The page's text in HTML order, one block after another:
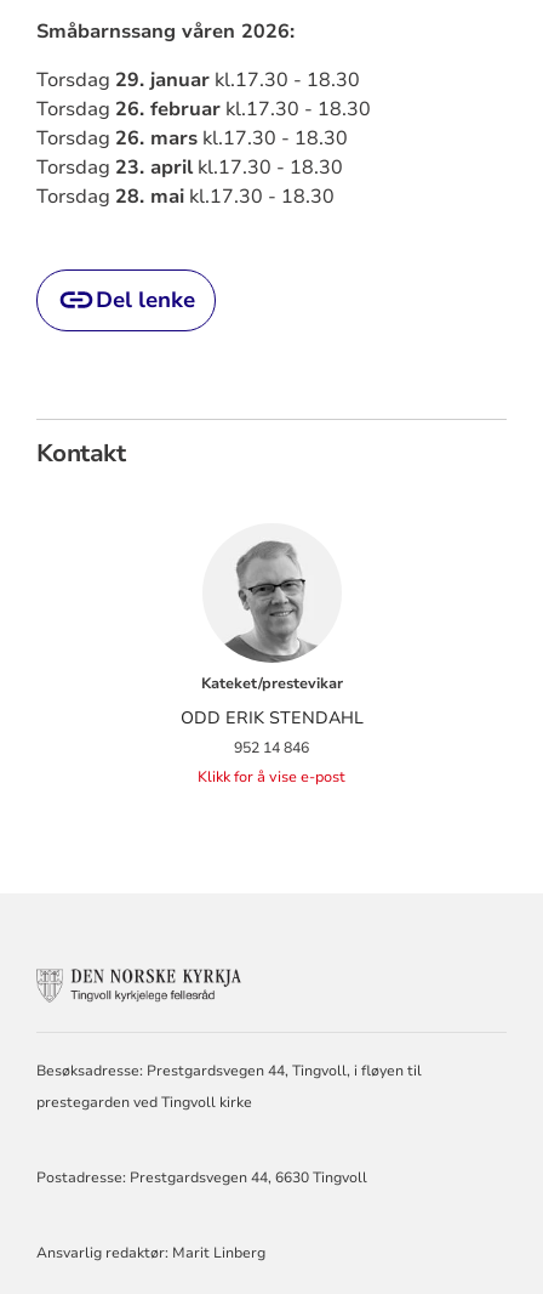
Småbarnssang våren 2026:
Torsdag 29. januarkl.17.30 - 18.30
Torsdag 26. februarkl.17.30 - 18.30
Torsdag 26. marskl.17.30 - 18.30
Torsdag 23. aprilkl.17.30 - 18.30
Torsdag 28. maikl.17.30 - 18.30
Del lenke
Kontakt
Kateket/prestevikar
ODD ERIK STENDAHL
952 14 846
Klikk for å vise e-post
FELLESRÅD
Besøksadresse: Prestgardsvegen 44, Tingvoll, i fløyen til
prestegarden ved Tingvoll kirke
Postadresse: Prestgardsvegen 44, 6630 Tingvoll
Ansvarlig redaktør: Marit Linberg